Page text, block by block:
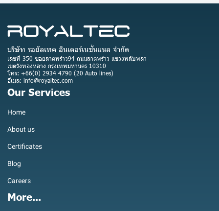
บริษัท รอยัลเทค อินเตอร์เนชั่นแนล จำกัด
เลขที่ 350 ซอยลาดพร้าว94 ถนนลาดพร้าว แขวงพลับพลา
เขตวังทองหลาง กรุงเทพมหานคร 10310
โทร: +66(0) 2934 4790 (20 Auto lines)
อีเมล: info@royaltec.com
Our Services
Home
About us
Certificates
Blog
Careers
More...